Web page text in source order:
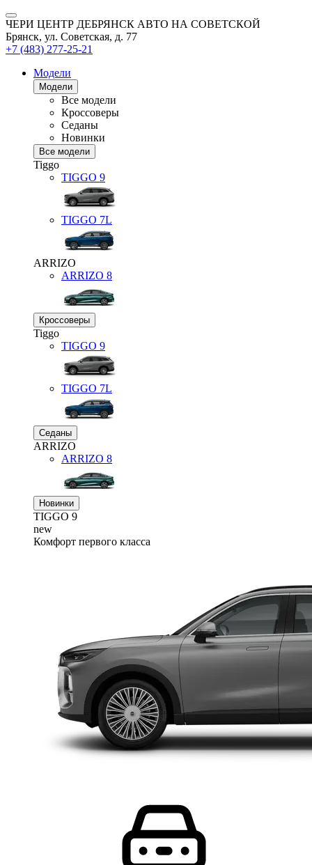
ЧЕРИ ЦЕНТР ДЕБРЯНСК АВТО НА СОВЕТСКОЙ
Брянск, ул. Советская, д. 77
+7 (483) 277-25-21
Модели
Модели
Все модели
Кроссоверы
Седаны
Новинки
Все модели
Tiggo
TIGGO 9
TIGGO 7L
ARRIZO
ARRIZO 8
Кроссоверы
Tiggo
TIGGO 9
TIGGO 7L
Седаны
ARRIZO
ARRIZO 8
Новинки
TIGGO 9
new
Комфорт первого класса